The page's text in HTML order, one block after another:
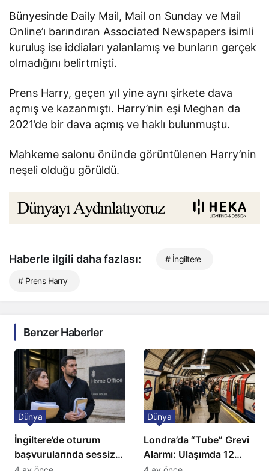
Bünyesinde Daily Mail, Mail on Sunday ve Mail
Online’ı barındıran Associated Newspapers isimli
kuruluş ise iddiaları yalanlamış ve bunların gerçek
olmadığını belirtmişti.
Prens Harry, geçen yıl yine aynı şirkete dava
açmış ve kazanmıştı. Harry’nin eşi Meghan da
2021’de bir dava açmış ve haklı bulunmuştu.
Mahkeme salonu önünde görüntülenen Harry’nin
neşeli olduğu görüldü.
Haberle ilgili daha fazlası: # İngiltere
# Prens Harry
Benzer Haberler
İngiltere’de oturum
başvurularında sessiz
Dünya
Londra’da “Tube” Grevi
Alarmı: Ulaşımda 12
Dünya